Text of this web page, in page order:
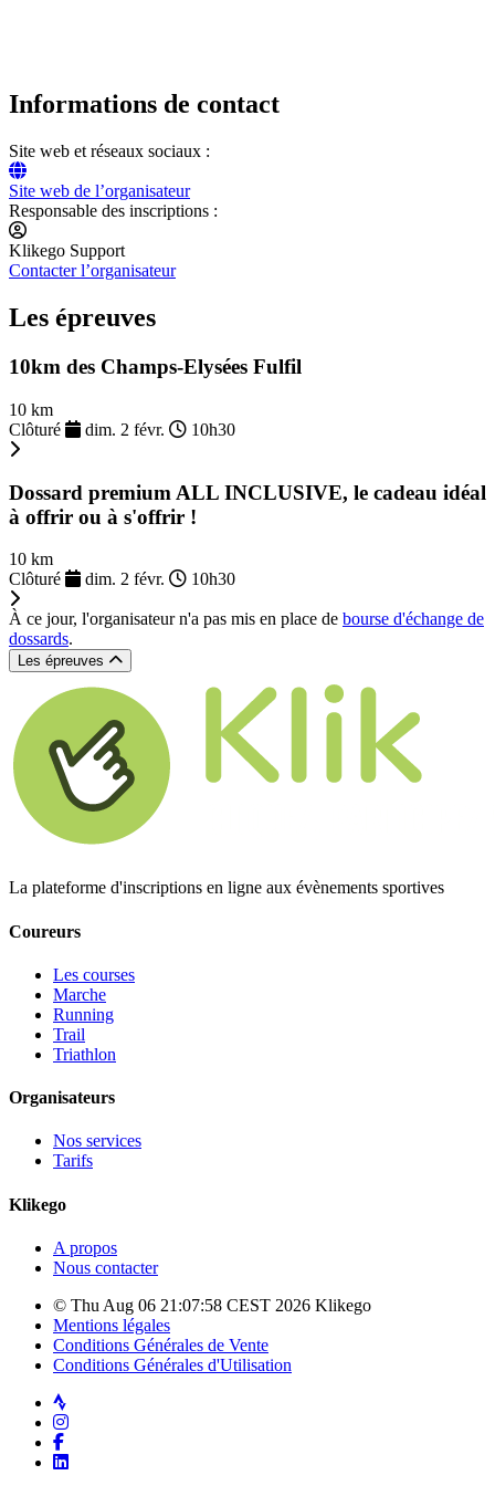
Informations de contact
Site web et réseaux sociaux :
Site web de l’organisateur
Responsable des inscriptions :
Klikego Support
Contacter l’organisateur
Les épreuves
10km des Champs-Elysées Fulfil
10 km
Clôturé
dim. 2 févr. 10h30
Dossard premium ALL INCLUSIVE, le cadeau idéal
à offrir ou à s'offrir !
10 km
Clôturé
dim. 2 févr. 10h30
À ce jour, l'organisateur n'a pas mis en place de bourse d'échange de
dossards.
Les épreuves
La plateforme d'inscriptions en ligne aux évènements sportives
Coureurs
Les courses
Marche
Running
Trail
Triathlon
Organisateurs
Nos services
Tarifs
Klikego
A propos
Nous contacter
© Thu Aug 06 21:07:58 CEST 2026 Klikego
Mentions légales
Conditions Générales de Vente
Conditions Générales d'Utilisation
Strava
Instagram
Facebook
LinkedIn